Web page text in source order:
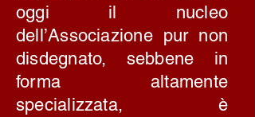
oggi il nucleo
dell’Associazione pur non
disdegnato, sebbene in
forma altamente
specializzata, è